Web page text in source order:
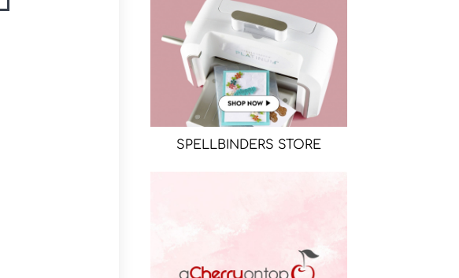
SPELLBINDERS STORE